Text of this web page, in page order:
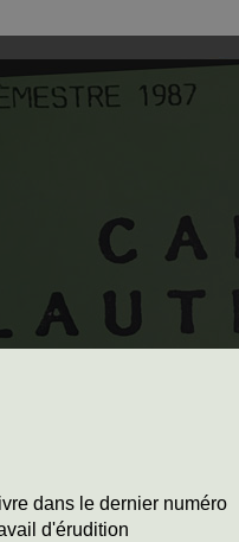
dans le dernier numéro
d'érudition